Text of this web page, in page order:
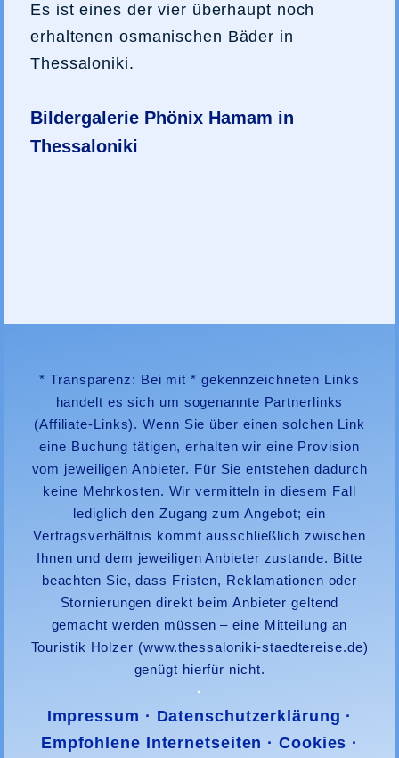
Es ist eines der vier überhaupt noch
erhaltenen osmanischen Bäder in
Thessaloniki.
Bildergalerie Phönix Hamam in
Thessaloniki
* Transparenz: Bei mit * gekennzeichneten Links
handelt es sich um sogenannte Partnerlinks
(Affiliate-Links). Wenn Sie über einen solchen Link
eine Buchung tätigen, erhalten wir eine Provision
vom jeweiligen Anbieter. Für Sie entstehen dadurch
keine Mehrkosten. Wir vermitteln in diesem Fall
lediglich den Zugang zum Angebot; ein
Vertragsverhältnis kommt ausschließlich zwischen
Ihnen und dem jeweiligen Anbieter zustande. Bitte
beachten Sie, dass Fristen, Reklamationen oder
Stornierungen direkt beim Anbieter geltend
gemacht werden müssen – eine Mitteilung an
Touristik Holzer (www.thessaloniki-staedtereise.de)
genügt hierfür nicht.
·
Impressum · Datenschutzerklärung ·
Empfohlene Internetseiten ·Cookies ·